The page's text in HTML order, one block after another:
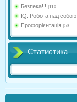
Безпека!!! [110]
IQ. Робота над собою
Профорієнтація [53]
Статистика